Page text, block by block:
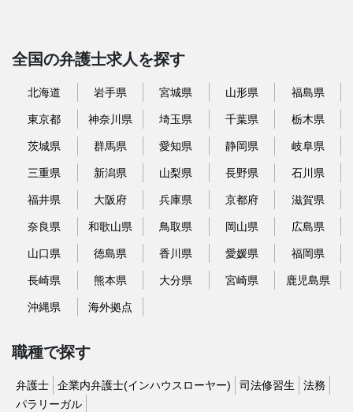
全国の弁護士求人を探す
北海道 岩手県 宮城県 山形県 福島県
東京都 神奈川県 埼玉県 千葉県 栃木県
茨城県 群馬県 愛知県 静岡県 岐阜県
三重県 新潟県 山梨県 長野県 石川県
福井県 大阪府 兵庫県 京都府 滋賀県
奈良県 和歌山県 鳥取県 岡山県 広島県
山口県 徳島県 香川県 愛媛県 福岡県
長崎県 熊本県 大分県 宮崎県 鹿児島県
沖縄県 海外拠点
職種で探す
弁護士 企業内弁護士(インハウスローヤー) 司法修習生
法務
パラリーガル